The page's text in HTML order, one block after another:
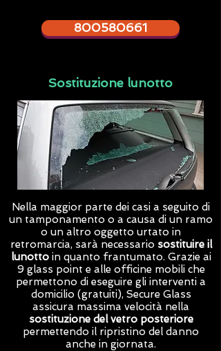
800580661
Sostituzione lunotto
Nella maggior parte dei casi a seguito di
un tamponamento o a causa di un ramo
o un altro oggetto urtato in
retromarcia, sarà necessario sostituire il
lunottoin quanto frantumato. Grazie ai
9 glass point e alle officine mobili che
permettono di eseguire gli interventi a
domicilio (gratuiti), Secure Glass
assicura massima velocità nella
sostituzione del vetro posteriore
permettendo il ripristino del danno
anche in giornata.